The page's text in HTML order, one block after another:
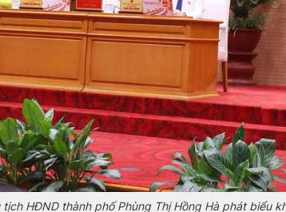
tịch HĐND thành phố Phùng Thị Hồng Hà phát biểu